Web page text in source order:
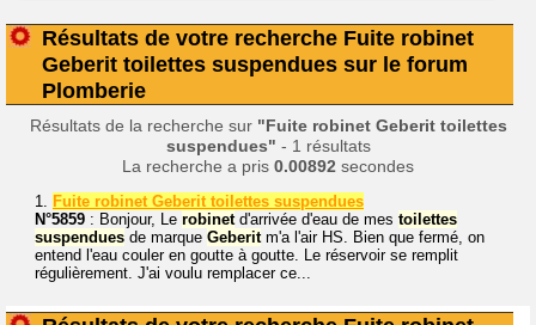
Résultats de votre recherche Fuite robinet
Geberit toilettes suspendues sur le forum
Plomberie
Résultats de la recherche sur "Fuite robinet Geberit toilettes
suspendues" - 1 résultats
La recherche a pris 0.00892 secondes
1. Fuite robinet Geberit toilettes suspendues
N°5859 : Bonjour, Le robinet d'arrivée d'eau de mes toilettes
suspendues de marque Geberit m'a l'air HS. Bien que fermé, on
entend l'eau couler en goutte à goutte. Le réservoir se remplit
régulièrement. J'ai voulu remplacer ce...